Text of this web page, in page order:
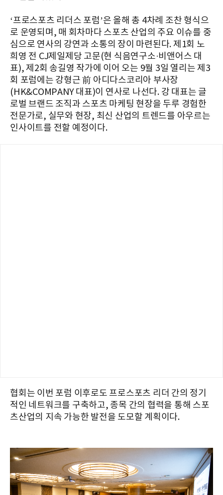
‘프로스포츠 리더스 포럼’은 올해 총 4차례 조찬 형식으
로 운영되며, 매 회차마다 스포츠 산업의 주요 이슈를 중
심으로 연사의 강연과 소통의 장이 마련된다. 제1회 노
희영 전 CJ제일제당 고문(현 식음연구소·비앤어스 대
표), 제2회 송길영 작가에 이어 오는 9월 3일 열리는 제3
회 포럼에는 강형근 前 아디다스코리아 부사장
(HK&COMPANY 대표)이 연사로 나선다. 강 대표는 글
로벌 브랜드 조직과 스포츠 마케팅 현장을 두루 경험한
전문가로, 실무와 현장, 최신 산업의 트렌드를 아우르는
인사이트를 전할 예정이다.
협회는 이번 포럼 이후로도 프로스포츠 리더 간의 정기
적인 네트워크를 구축하고, 종목 간의 협력을 통해 스포
츠산업의 지속 가능한 발전을 도모할 계획이다.